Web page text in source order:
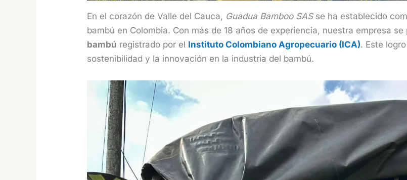
En el corazón de Valle del Cauca, Guadua Bamboo SASse ha establecido
bambú en Colombia. Con más de 18 años de experiencia, nuestra empresa
bambú registrado por el Instituto Colombiano Agropecuario (ICA). Este
sostenibilidad y la innovación en la industria del bambú.